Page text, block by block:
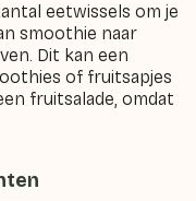
eetwissels om je
smoothie naar
Dit kan een
of fruitsapjes
fruitsalade, omdat